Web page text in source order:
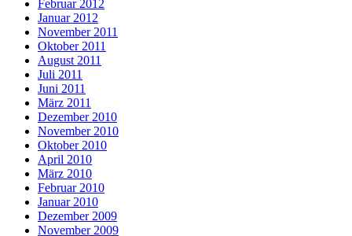
Februar 2012
Januar 2012
November 2011
Oktober 2011
August 2011
Juli 2011
Juni 2011
März 2011
Dezember 2010
November 2010
Oktober 2010
April 2010
März 2010
Februar 2010
Januar 2010
Dezember 2009
November 2009